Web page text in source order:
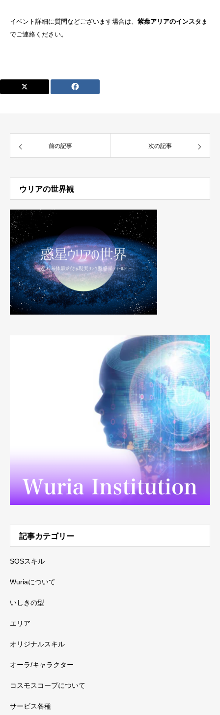
イベント詳細に質問などございます場合は、 紫葉アリアのインスタ ま
でご連絡ください。
前の記事 次の記事
ウリアの世界観
記事カテゴリー
SOSスキル
Wuriaについて
いしきの型
エリア
オリジナルスキル
オーラ/キャラクター
コスモスコープについて
サービス各種